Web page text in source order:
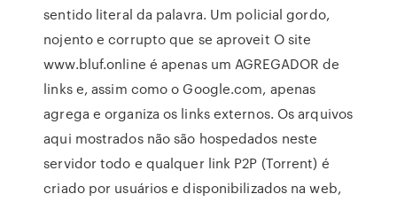
sentido literal da palavra. Um policial gordo,
nojento e corrupto que se aproveit O site
www.bluf.online é apenas um AGREGADOR de
links e, assim como o Google.com, apenas
agrega e organiza os links externos. Os arquivos
aqui mostrados não são hospedados neste
servidor todo e qualquer link P2P (Torrent) é
criado por usuários e disponibilizados na web,